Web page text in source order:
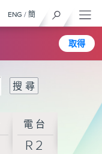
取得
ENG / 簡
電台
R2